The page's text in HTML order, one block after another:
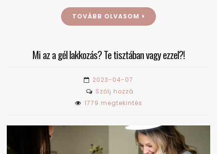
TOVÁBB OLVASOM
Mi az a gél lakkozás? Te tisztában vagy ezzel?!
2023-04-07
Szólj hozzá
Mi
gél
lakkozás?
1779 megtekintés